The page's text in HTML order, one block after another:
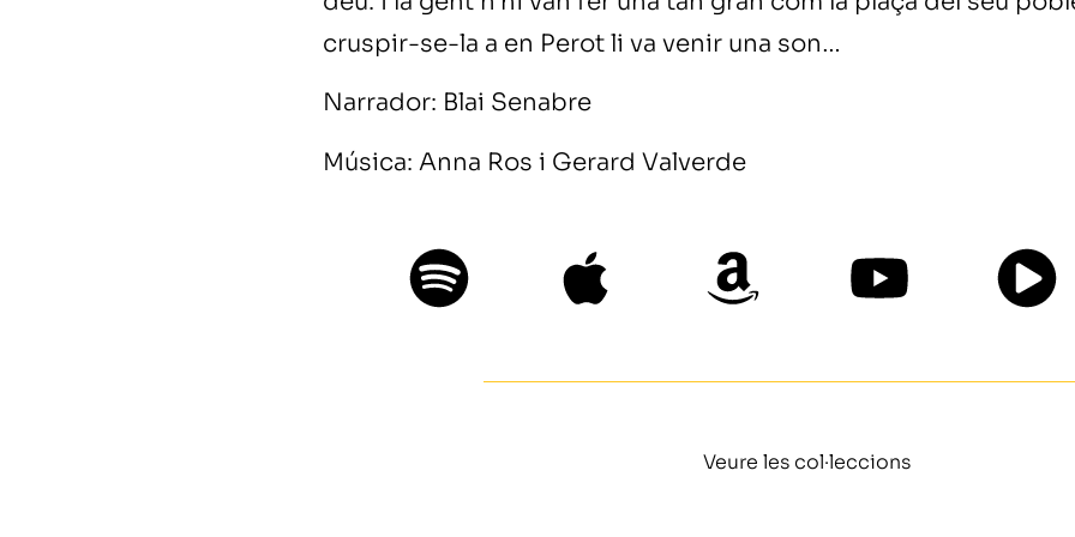
cruspir-se-la a en Perot li va venir una son…
Narrador: Blai Senabre
Música: Anna Ros i Gerard Valverde
Veure les col·leccions